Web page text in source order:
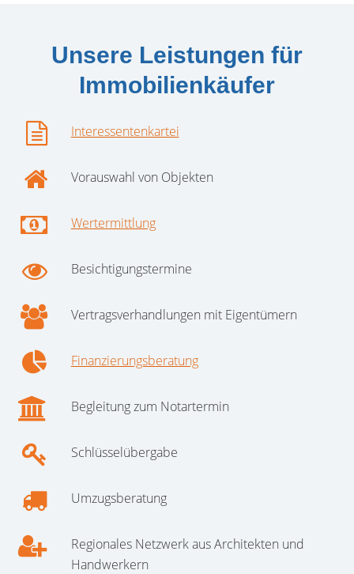
Unsere Leistungen für
Immobilienkäufer
Interessentenkartei
Vorauswahl von Objekten
Wertermittlung
Besichtigungstermine
Vertragsverhandlungen mit Eigentümern
Finanzierungsberatung
Begleitung zum Notartermin
Schlüsselübergabe
Umzugsberatung
Regionales Netzwerk aus Architekten und
Handwerkern